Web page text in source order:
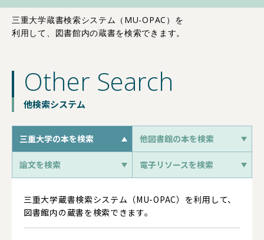
三重大学蔵書検索システム（MU-OPAC）を
利用して、図書館内の蔵書を検索できます。
Other Search
他検索システム
三重大学の本を検索 他図書館の本を検索
論文を検索 電子リソースを検索
三重大学蔵書検索システム（MU-OPAC）を利用して、
図書館内の蔵書を検索できます。